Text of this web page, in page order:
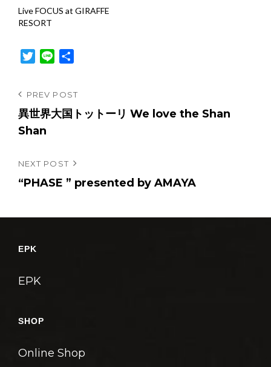
Live FOCUS at GIRAFFE
RESORT
t
t
e
投
稿
ナ
ゲ
シ
ン
Previous
Post
PREV POST
異世界大国トットーリ We love the Shan
Shan
Next
Post
NEXT POST
“PHASE ” presented by AMAYA
EPK
EPK
SHOP
Online Shop